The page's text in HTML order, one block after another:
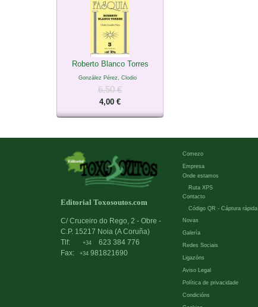
Roberto Blanco Torres
González Pérez, Clodio
6,50 €
4,00 €
Editorial Toxosoutos.com
C/ Cruceiro do Rego, 2 - Obre -
C.P. 15217 Noia (A Coruña)
Tlf:
+34
623 384 776
Fax:
+34 981821690
Comezo
Empresa
Onde estamos
Ruta XPS
Contacto
Código QR - Cáptura rápida
Novas
Galería
Redes Sociais
Ligazóns
Aviso Legal
Política de privacidade
Condicións